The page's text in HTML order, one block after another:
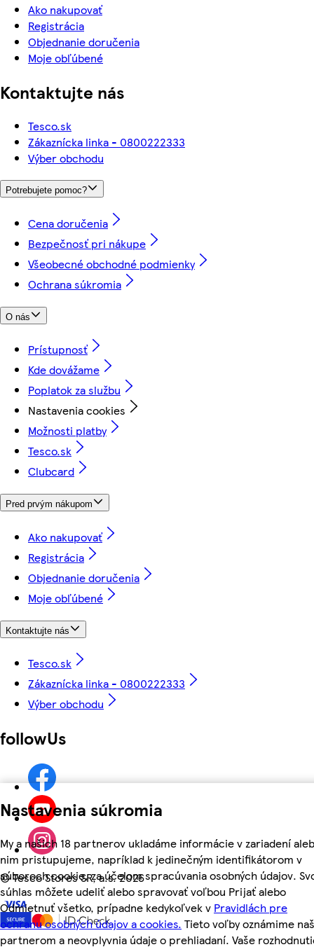
Nastavenia súkromia
My a našich 18 partnerov ukladáme informácie v zariadení
nim pristupujeme, napríklad k jedinečným identifikátorom v
súboroch cookie, za účelom spracúvania osobných údajov.
súhlas môžete udeliť alebo spravovať voľbou Prijať alebo
Odmietnuť všetko, prípadne kedykoľvek v Pravidlách pre
ochranu osobných údajov a cookies. Tieto voľby oznámime
partnerom a neovplyvnia údaje o prehliadaní. Vaše
Ako nakupovať
Registrácia
Objednanie doručenia
Moje obľúbené
Kontaktujte nás
Tesco.sk
Zákaznícka linka - 0800222333
Výber obchodu
Potrebujete pomoc?
Cena doručenia
Bezpečnosť pri nákupe
Všeobecné obchodné podmienky
Ochrana súkromia
O nás
Prístupnosť
Kde dovážame
Poplatok za službu
Nastavenia cookies
Možnosti platby
Tesco.sk
Clubcard
Pred prvým nákupom
Ako nakupovať
Registrácia
Objednanie doručenia
Moje obľúbené
Kontaktujte nás
Tesco.sk
Zákaznícka linka - 0800222333
Výber obchodu
followUs
©Tesco Stores SR, a.s. 2026